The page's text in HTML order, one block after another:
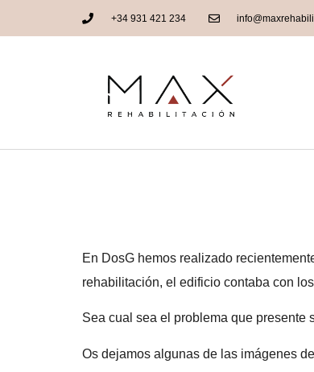
+34 931 421 234
En DosG hemos realizado
rehabilitación, el edificio contaba con
Sea cual sea el problema que presente
Os dejamos algunas de las imágenes